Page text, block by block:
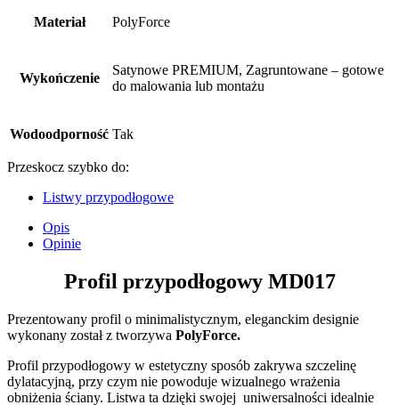
Materiał PolyForce
Wykończenie
Satynowe PREMIUM, Zagruntowane – gotowe
do malowania lub montażu
Wodoodporność Tak
Przeskocz szybko do:
Listwy przypodłogowe
Opis
Opinie
Profil przypodłogowy MD017
Prezentowany profil o minimalistycznym, eleganckim designie
wykonany został z tworzywa PolyForce.
Profil przypodłogowy w estetyczny sposób zakrywa szczelinę
dylatacyjną, przy czym nie powoduje wizualnego wrażenia
obniżenia ściany. Listwa ta dzięki swojej uniwersalności idealnie